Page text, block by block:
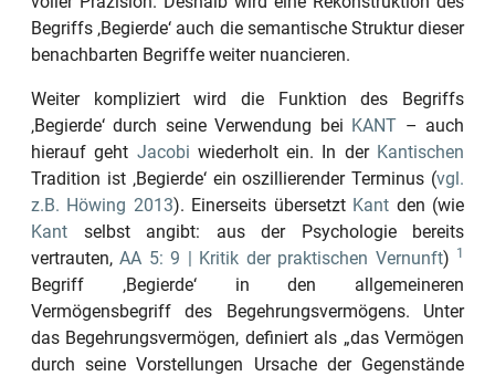
Begriffs ‚Begierde‘ auch die semantische Struktur dieser
benachbarten Begriffe weiter nuancieren.
Weiter kompliziert wird die Funktion des Begriffs
‚Begierde‘ durch seine Verwendung bei KANT – auch
hierauf geht Jacobi wiederholt ein. In der Kantischen
Tradition ist ‚Begierde‘ein oszillierender Terminus (vgl.
z.B. Höwing 2013). Einerseits übersetzt Kant den (wie
Kant selbst angibt: aus der Psychologie bereits
vertrauten,AA 5: 9 | Kritik der praktischen Vernunft) 1
Begriff ‚Begierde‘in den allgemeineren
Vermögensbegriff des Begehrungsvermögens. Unter
das Begehrungsvermögen, definiert als „das Vermögen
durch seine Vorstellungen Ursache der Gegenstände